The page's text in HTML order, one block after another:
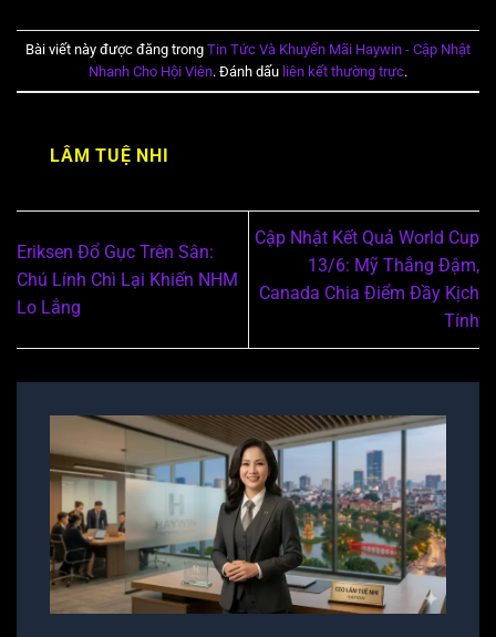
Bài viết này được đăng trong Tin Tức Và Khuyến Mãi Haywin - Cập Nhật
Nhanh Cho Hội Viên. Đánh dấu liên kết thường trực.
LÂM TUỆ NHI
Eriksen Đổ Gục Trên Sân:
Chú Lính Chì Lại Khiến NHM
Lo Lắng
Cập Nhật Kết Quả World Cup
13/6: Mỹ Thắng Đậm,
Canada Chia Điểm Đầy Kịch
Tính